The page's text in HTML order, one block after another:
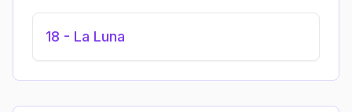
18 - La Luna